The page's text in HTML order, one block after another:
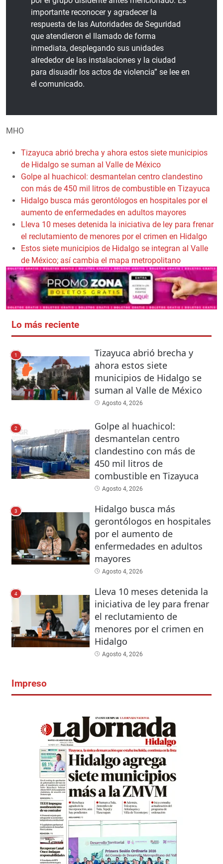
importante reconocer y agradecer la
respuesta de las Autoridades de Seguridad
que atendieron el llamado de forma
inmediata, desplegando sus unidades
alrededor de las instalaciones y la ciudad
para disuadir los actos de violencia” se lee en
el comunicado.
MHO
Tizayuca abrió brecha y ahora estos siete municipios
de Hidalgo se suman al Valle de México
Golpe al huachicol: desmantelan centro clandestino
con más de 450 mil litros de combustible en Tizayuca
Hidalgo busca más gerontólogos en hospitales por el
aumento de enfermedades en adultos mayores
Lleva 10 meses detenida la iniciativa de ley para frenar
el reclutamiento de menores por el crimen en Hidalgo
Estos siete municipios de Hidalgo se integran al Valle
de México; así cambia el mapa metropolitano
Lo más reciente
1
Tizayuca abrió brecha y
ahora estos siete
municipios de Hidalgo se
suman al Valle de México
Agosto 4, 2026
2
Golpe al huachicol:
desmantelan centro
clandestino con más de
450 mil litros de
combustible en Tizayuca
Agosto 4, 2026
3
Hidalgo busca más
gerontólogos en hospitales
por el aumento de
enfermedades en adultos
mayores
Agosto 4, 2026
4
Lleva 10 meses detenida la
iniciativa de ley para frenar
el reclutamiento de
menores por el crimen en
Hidalgo
Agosto 4, 2026
Impreso